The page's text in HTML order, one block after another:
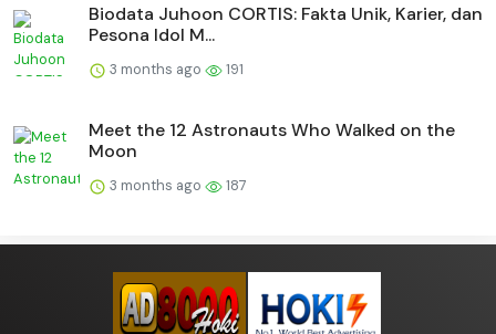
Biodata Juhoon CORTIS: Fakta Unik, Karier, dan
Pesona Idol M...
3 months ago 191
Meet the 12 Astronauts Who Walked on the
Moon
3 months ago 187